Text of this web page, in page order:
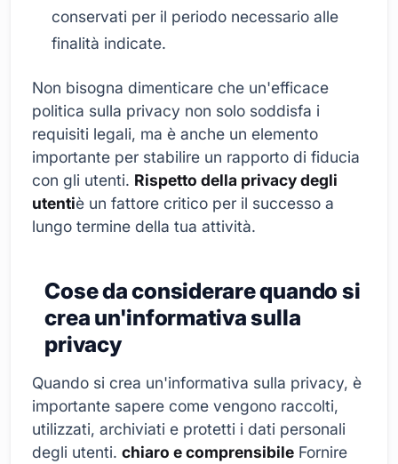
conservati per il periodo necessario alle
finalità indicate.
Non bisogna dimenticare che un'efficace
politica sulla privacy non solo soddisfa i
requisiti legali, ma è anche un elemento
importante per stabilire un rapporto di fiducia
con gli utenti. Rispetto della privacy degli
utentiè un fattore critico per il successo a
lungo termine della tua attività.
Cose da considerare quando si
crea un'informativa sulla
privacy
Quando si crea un'informativa sulla privacy, è
importante sapere come vengono raccolti,
utilizzati, archiviati e protetti i dati personali
degli utenti. chiaro e comprensibile Fornire